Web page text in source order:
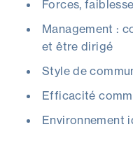
Forces,
Management :
et être dirigé
Style de
Efficacité
Environnement